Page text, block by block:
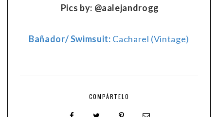
Pics by: @aalejandrogg
Bañador/ Swimsuit: Cacharel (Vintage)
COMPÁRTELO